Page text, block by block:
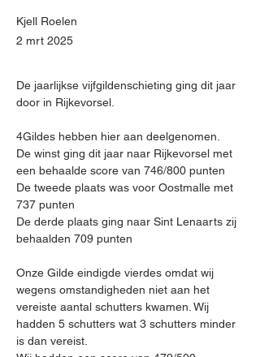
Kjell Roelen
2 mrt 2025
De jaarlijkse vijfgildenschieting ging dit jaar
door in Rijkevorsel.
4Gildes hebben hier aan deelgenomen.
De winst ging dit jaar naar Rijkevorsel met
een behaalde score van 746/800 punten
De tweede plaats was voor Oostmalle met
737 punten
De derde plaats ging naar Sint Lenaarts zij
behaalden 709 punten
Onze Gilde eindigde vierdes omdat wij
wegens omstandigheden niet aan het
vereiste aantal schutters kwamen. Wij
hadden 5 schutters wat 3 schutters minder
is dan vereist.